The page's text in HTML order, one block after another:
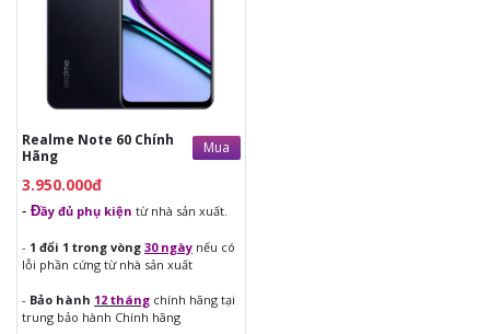
IPS LCD
Độ phân giải Full HD+ (2400 x 1080 pixels)
Chip xử lý (CPU) MediaTek Helio G88
RAM
đến 1TB
Camera sau
Camera trước
Realme Note 60 Chính
Hãng
Mua
3.950.000đ
- Đầy đủ phụ kiện từ nhà sản xuất.
- 1 đổi 1 trong vòng 30 ngày nếu có
lỗi phần cứng từ nhà sản xuất
- Bảo hành 12 tháng chính hãng tại
trung bảo hành Chính hãng
1 đổi 1 trong vòng 30 ngày
có lỗi phần cứng từ nhà sản xuất
Bảo hành
chính hãng
tại trung bảo hành Chính hãng